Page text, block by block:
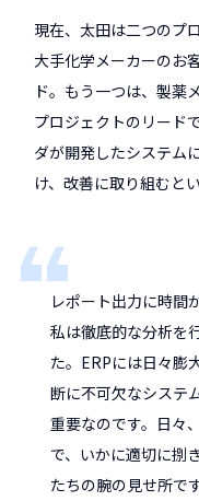
現在、太田は二つのプ
大手化学メーカーのお
ド。もう一つは、製薬
プロジェクトのリード
ダが開発したシステム
け、改善に取り組むと
レポート出力に時間
私は徹底的な分析を
た。ERPには日々膨
断に不可欠なシステ
重要なのです。日々
で、いかに適切に捌
たちの腕の見せ所です